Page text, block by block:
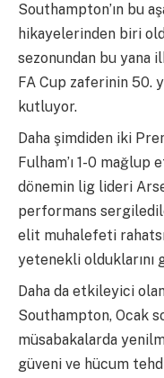
Southampton’ın bu
hikayelerinden biri
sezonundan bu yana
FA Cup zaferinin 50.
kutluyor.
Daha şimdiden iki
Fulham’ı 1-0
dönemin lig lideri
performans
elit muhalefeti
yetenekli olduklarını
Daha da etkileyici
Southampton, Ocak
müsabakalarda
güveni ve hücum